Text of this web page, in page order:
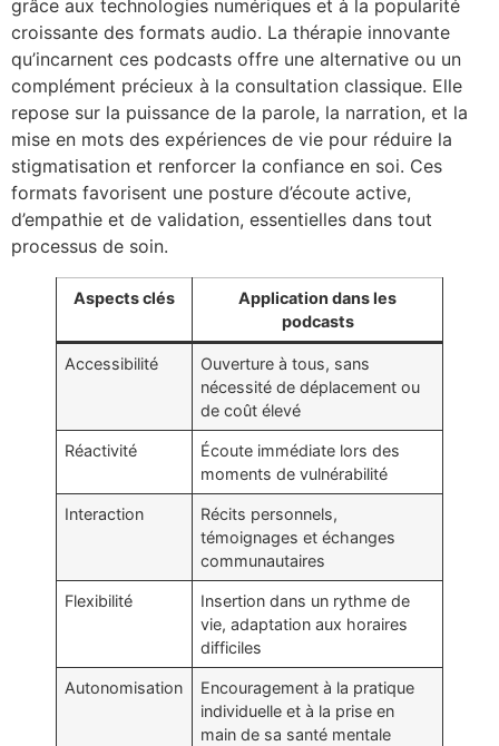
grâce aux technologies numériques et à la popularité
croissante des formats audio. La thérapie innovante
qu’incarnent ces podcasts offre une alternative ou un
complément précieux à la consultation classique. Elle
repose sur la puissance de la parole, la narration, et la
mise en mots des expériences de vie pour réduire la
stigmatisation et renforcer la confiance en soi. Ces
formats favorisent une posture d’écoute active,
d’empathie et de validation, essentielles dans tout
processus de soin.
Aspects clés
Application dans les
podcasts
Accessibilité
Ouverture à tous, sans
nécessité de déplacement ou
de coût élevé
Réactivité
Écoute immédiate lors des
moments de vulnérabilité
Interaction
Récits personnels,
témoignages et échanges
communautaires
Flexibilité
Insertion dans un rythme de
vie, adaptation aux horaires
difficiles
Autonomisation
Encouragement à la pratique
individuelle et à la prise en
main de sa santé mentale